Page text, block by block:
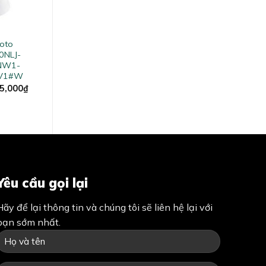
₫Current
price
cầu gọi lại
để lại thông tin và chúng tôi sẽ liên hệ lại với
sớm nhất.